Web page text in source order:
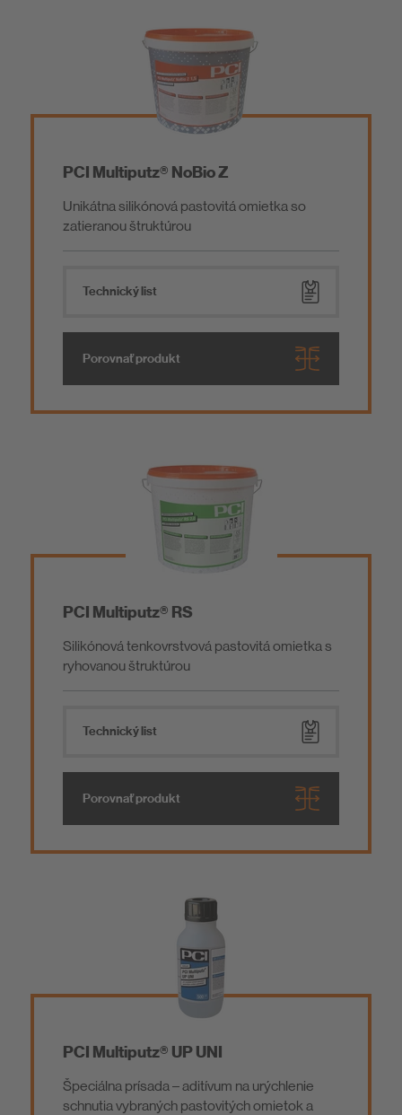
PCI Multiputz® NoBio Z
Unikátna silikónová pastovitá omietka so
zatieranou štruktúrou
Technický list
Porovnať produkt
PCI Multiputz® RS
Silikónová tenkovrstvová pastovitá omietka s
ryhovanou štruktúrou
Technický list
Porovnať produkt
PCI Multiputz® UP UNI
Špeciálna prísada – aditívum na urýchlenie
schnutia vybraných pastovitých omietok a